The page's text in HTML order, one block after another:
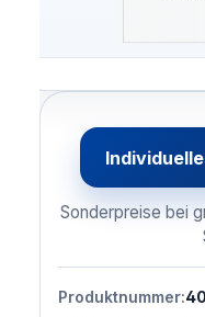
Sonderpreise bei
Produktnummer: